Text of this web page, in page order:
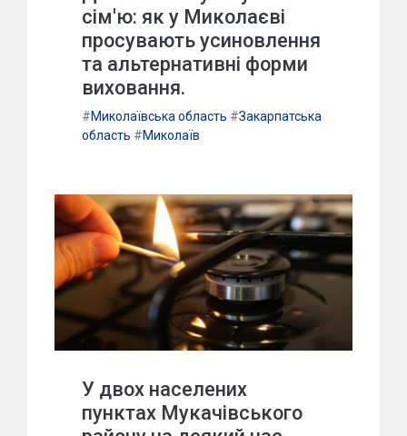
сім'ю: як у Миколаєві
просувають усиновлення
та альтернативні форми
виховання.
#Миколаївська область #Закарпатська
область #Миколаїв
У двох населених
пунктах Мукачівського